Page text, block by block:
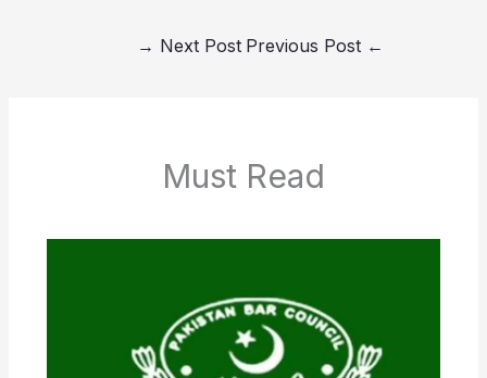
←
Next Post
→
Must Read